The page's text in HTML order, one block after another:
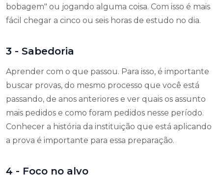
bobagem" ou jogando alguma coisa. Com isso é mais
fácil chegar a cinco ou seis horas de estudo no dia.
3 - Sabedoria
Aprender com o que passou. Para isso, é importante
buscar provas, do mesmo processo que você está
passando, de anos anteriores e ver quais os assunto
mais pedidos e como foram pedidos nesse período.
Conhecer a história da instituição que está aplicando
a prova é importante para essa preparação.
4 - Foco no alvo